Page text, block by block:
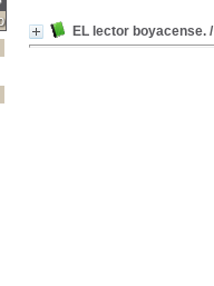
EL lector boyacense./
colombiana